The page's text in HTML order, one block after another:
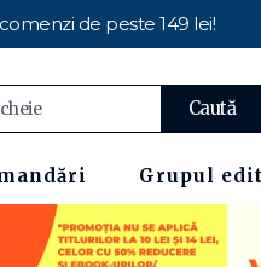
de peste 149 lei!
Caută
Grupul